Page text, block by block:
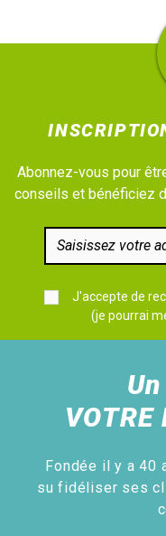
Abonnez-vous pour
conseils et bénéficiez
J'accepte de
(je pourrai
Fondée il y a 40
su fidéliser ses